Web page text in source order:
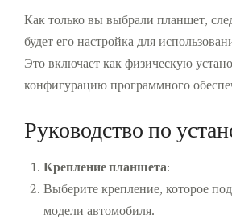
Как только вы выбрали планшет,
будет его настройка для
Это включает как физическую
конфигурацию программного
Руководство по
Крепление планшета:
Выберите крепление, которое
модели автомобиля.